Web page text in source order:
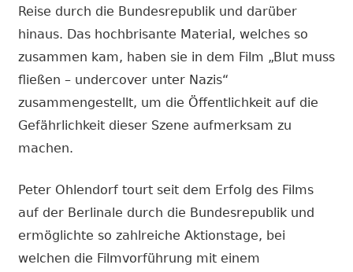
Reise durch die Bundesrepublik und darüber
hinaus. Das hochbrisante Material, welches so
zusammen kam, haben sie in dem Film „Blut muss
fließen – undercover unter Nazis“
zusammengestellt, um die Öffentlichkeit auf die
Gefährlichkeit dieser Szene aufmerksam zu
machen.
Peter Ohlendorf tourt seit dem Erfolg des Films
auf der Berlinale durch die Bundesrepublik und
ermöglichte so zahlreiche Aktionstage, bei
welchen die Filmvorführung mit einem